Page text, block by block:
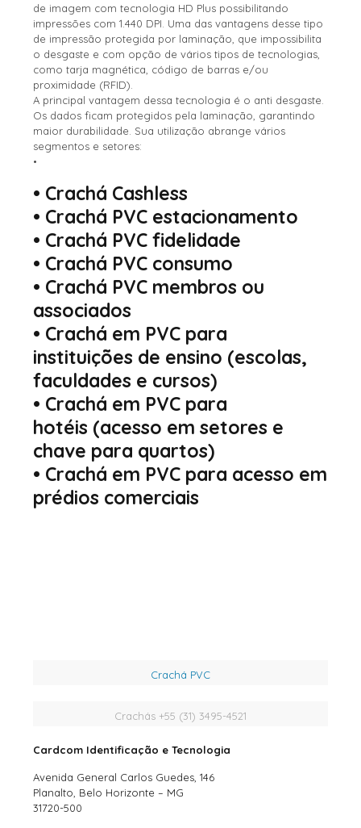
de imagem com tecnologia HD Plus possibilitando
impressões com 1.440 DPI. Uma das vantagens desse tipo
de impressão protegida por laminação, que impossibilita
o desgaste e com opção de vários tipos de tecnologias,
como tarja magnética, código de barras e/ou
proximidade (RFID).
A principal vantagem dessa tecnologia é o anti desgaste.
Os dados ficam protegidos pela laminação, garantindo
maior durabilidade. Sua utilização abrange vários
segmentos e setores:
•
• Crachá Cashless
• Crachá PVC estacionamento
• Crachá PVC fidelidade
• Crachá PVC consumo
• Crachá PVC membros ou
associados
• Crachá em PVC para
instituições de ensino (escolas,
faculdades e cursos)
• Crachá em PVC para
hotéis (acesso em setores e
chave para quartos)
• Crachá em PVC para acesso em
prédios comerciais
Crachá PVC
Crachás +55 (31) 3495-4521
Cardcom Identificação e Tecnologia
Avenida General Carlos Guedes, 146
Planalto, Belo Horizonte – MG
31720-500